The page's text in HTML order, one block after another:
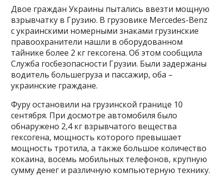
Двое граждан Украины пытались ввезти мощную
взрывчатку в Грузию. В грузовике Mercedes-Benz
с украинскими номерными знаками грузинские
правоохранители нашли в оборудованном
тайнике более 2 кг гексогена. Об этом сообщила
Служба госбезопасности Грузии. Были задержаны
водитель большегруза и пассажир, оба –
украинские граждане.
Фуру остановили на грузинской границе 10
сентября. При досмотре автомобиля было
обнаружено 2,4 кг взрывчатого вещества
гексогена, мощность которого превышает
мощность тротила, а также большое количество
кокаина, восемь мобильных телефонов, крупную
сумму денег и различную компьютерную технику.